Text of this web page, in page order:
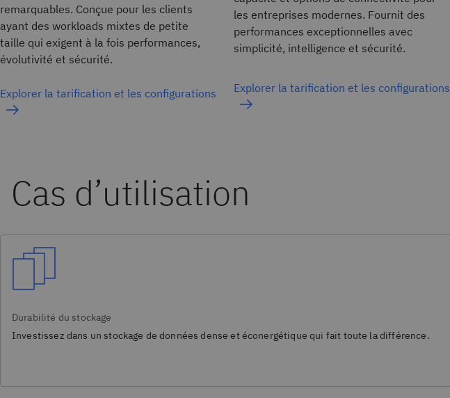
remarquables. Conçue pour les clients
ayant des workloads mixtes de petite
taille qui exigent à la fois performances,
évolutivité et sécurité.
Explorer la tarification et les configurations
les entreprises modernes. Fournit des
performances exceptionnelles avec
simplicité, intelligence et sécurité.
Explorer la tarification et les configurations
Cas d’utilisation
Durabilité du stockage
Investissez dans un stockage de données dense et éconergétique qui fait toute la différence.